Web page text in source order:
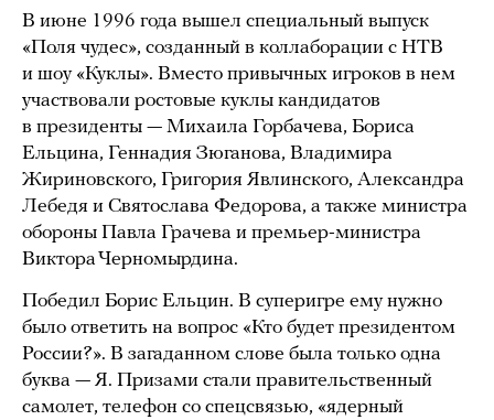
В июне 1996 года вышел специальный выпуск
«Поля чудес», созданный в коллаборации с НТВ
и шоу «Куклы». Вместо привычных игроков в нем
участвовали ростовые куклы кандидатов
в президенты — Михаила Горбачева, Бориса
Ельцина, Геннадия Зюганова, Владимира
Жириновского, Григория Явлинского, Александра
Лебедя и Святослава Федорова, а также министра
обороны Павла Грачева и премьер-министра
Виктора Черномырдина.
Победил Борис Ельцин. В суперигре ему нужно
было ответить на вопрос «Кто будет президентом
России?». В загаданном слове была только одна
буква — Я. Призами стали правительственный
самолет, телефон со спецсвязью, «ядерный